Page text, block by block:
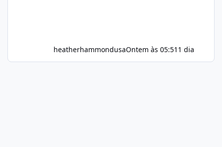
heatherhammondusaOntem às 05:51 1 dia